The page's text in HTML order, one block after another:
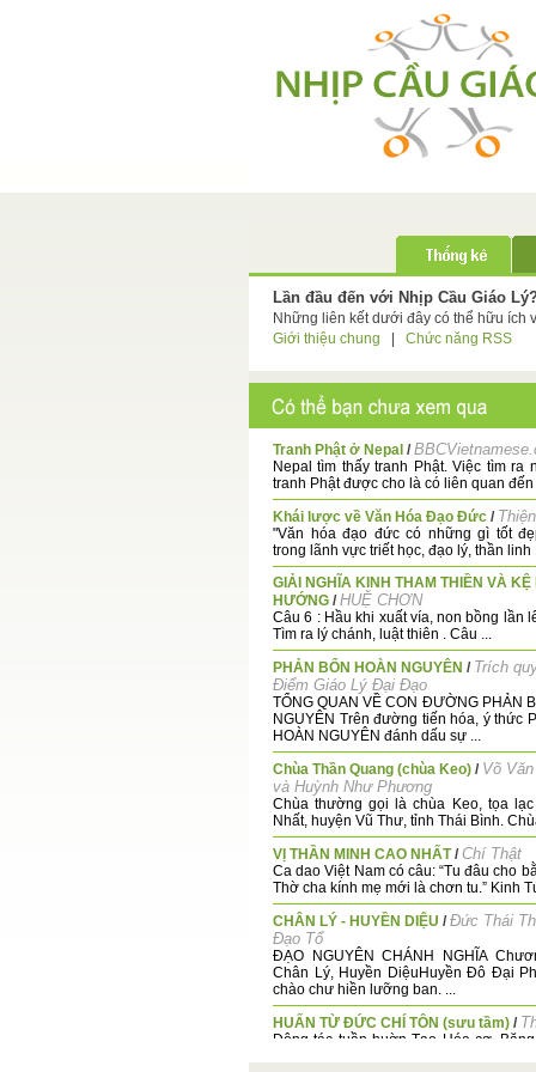
Lần đầu đến với Nhịp Cầu Giáo
Những liên kết dưới đây có thể hữu ích
Giới thiệu chung
Chức năng RSS
Tranh Phật ở Nepal /
Nepal tìm thấy tranh Phật. Việc tìm ra
tranh Phật được cho là có liên quan đến
Khái lược về Văn Hóa Đạo Đức /
"Văn hóa đạo đức có những gì tốt
trong lãnh vực triết học, đạo lý, thần linh
GIẢI NGHĨA KINH THAM THIỀN VÀ KỆ
HƯỚNG /HUỆ CHƠN
Câu 6 : Hầu khi xuất vía, non bồng lần
Tìm ra lý chánh, luật thiên . Câu ...
PHẢN BỔN HOÀN NGUYÊN / Trích
Điểm Giáo Lý Đại Đạo
TỔNG QUAN VỀ CON ĐƯỜNG PHẢN
NGUYÊN Trên đường tiến hóa, ý thức
HOÀN NGUYÊN đánh dấu sự ...
Chùa Thần Quang (chùa Keo) / Võ
và Huỳnh Như Phương
Chùa thường gọi là chùa Keo, tọa
Nhất, huyện Vũ Thư, tỉnh Thái Bình.
VỊ THẦN MINH CAO NHẤT/Chí Thật
Ca dao Việt Nam có câu: “Tu đâu cho
Thờ cha kính mẹ mới là chơn tu.” Kinh
CHÂN LÝ - HUYỀN DIỆU /Đức Thái
Đạo Tổ
ĐẠO NGUYÊN CHÁNH NGHĨA
Chân Lý, Huyền DiệuHuyền Đô Đại
chào chư hiền lưỡng ban. ...
HUẤN TỪ ĐỨC CHÍ TÔN (sưu tầm) /
Động tác tuần huờn Tạo Hóa cơ,